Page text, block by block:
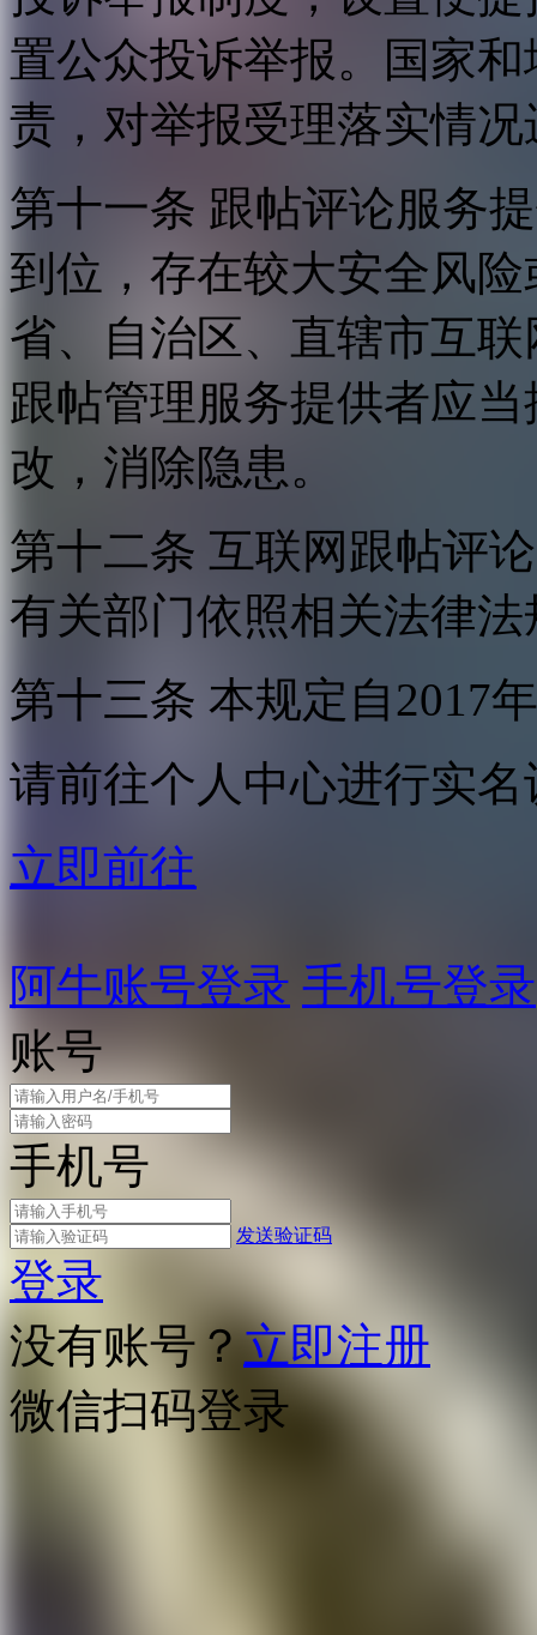
置公众投诉举报。国家
责，对举报受理落实情
第十一条 跟帖评论服务
到位，存在较大安全风
省、自治区、直辖市互
跟帖管理服务提供者应
改，消除隐患。
第十二条 互联网跟帖评
有关部门依照相关法律
第十三条 本规定自2017
请前往个人中心进行实名
立即前往
阿牛账号登录 手机号登录
账号
手机号
发送验证码
登录
没有账号？立即注册
微信扫码登录